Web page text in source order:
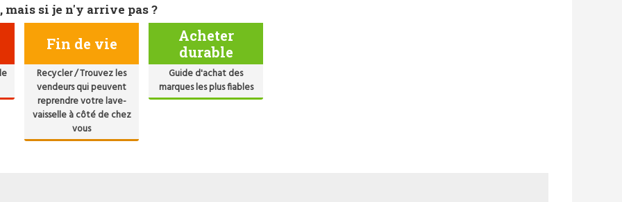
mais si je n'y arrive pas ?
Fin de vie
Recycler / Trouvez les
vendeurs qui peuvent
reprendre votre lave-
vaisselle à côté de chez
vous
Acheter
durable
Guide d'achat des
marques les plus fiables